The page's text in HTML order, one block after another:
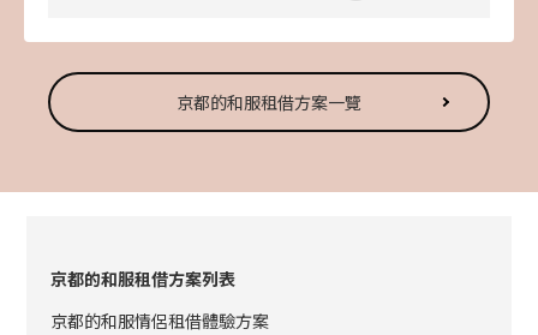
京都的和服租借方案一覽
京都的和服租借方案列表
京都的和服情侶租借體驗方案